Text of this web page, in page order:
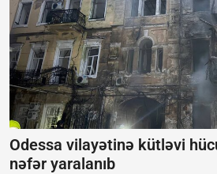
Odessa vilayətinə kütləvi
nəfər yaralanıb